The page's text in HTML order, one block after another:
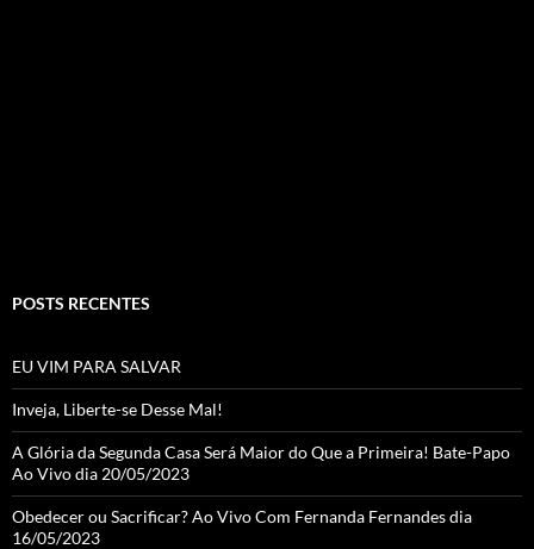
el
POSTS RECENTES
EU VIM PARA SALVAR
Inveja, Liberte-se Desse Mal!
A Glória da Segunda Casa Será Maior do Que a Primeira! Bate-Papo
Ao Vivo dia 20/05/2023
Obedecer ou Sacrificar? Ao Vivo Com Fernanda Fernandes dia
16/05/2023